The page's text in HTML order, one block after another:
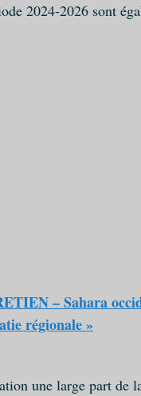
2024-2026 sont
– Sahara
régionale »
une large part de